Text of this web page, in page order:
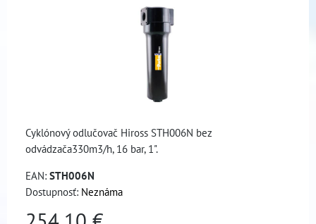
Cyklónový odlučovač Hiross STH006N bez
odvádzača330m3/h, 16 bar, 1".
EAN: STH006N
Dostupnosť: Neznáma